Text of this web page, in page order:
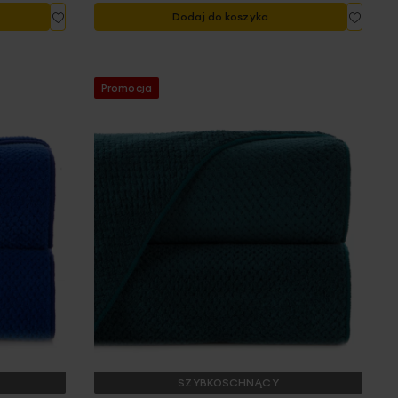
do
Dodaj do koszyka
Dodaj
do
Promocja
SZYBKOSCHNĄCY